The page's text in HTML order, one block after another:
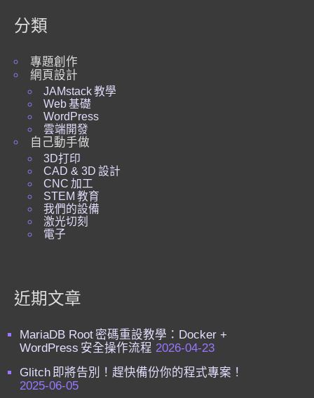
分類
專題創作
網頁設計
JAMstack 教學
Web 基礎
WordPress
雲端開發
自己動手做
3D打印
CAD & 3D 設計
CNC 加工
STEM 教育
我們的設備
激光切刻
電子
近期文章
MariaDB Root 密碼重設教學：Docker +
WordPress 安全操作流程 2026-04-23
Glitch 即將告別！趕快備份你的程式專案！
2025-06-05